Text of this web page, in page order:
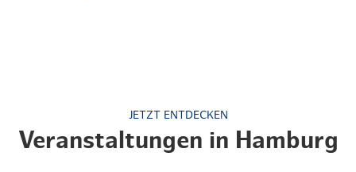
JETZT ENTDECKEN
Veranstaltungen in Hamburg